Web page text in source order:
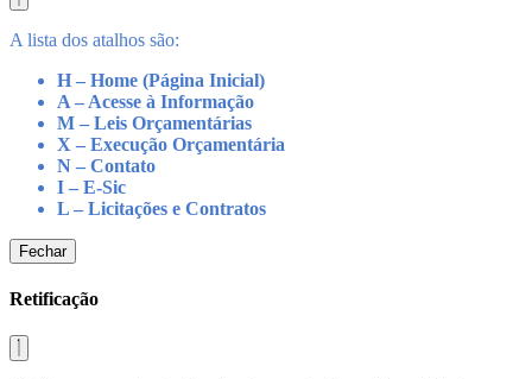
A lista dos atalhos são:
H – Home (Página Inicial)
A – Acesse à Informação
M – Leis Orçamentárias
X – Execução Orçamentária
N – Contato
I – E-Sic
L – Licitações e Contratos
Fechar
Retificação